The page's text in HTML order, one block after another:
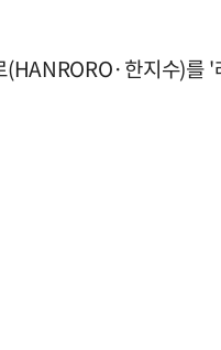
한지수)를